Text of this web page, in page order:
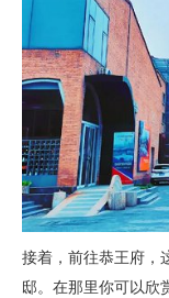
接着，前往恭王府，
邸。在那里你可以欣